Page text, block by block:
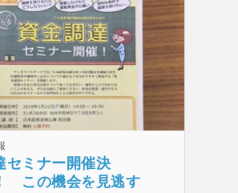
セミナー開催決
この機会を見逃す